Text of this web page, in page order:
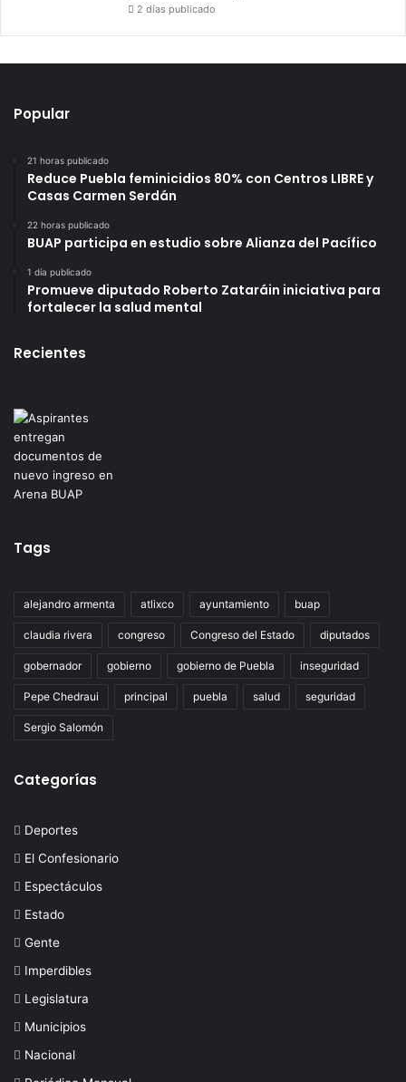
2 días publicado
Popular
21 horas publicado
Reduce Puebla feminicidios 80% con Centros LIBRE y
Casas Carmen Serdán
22 horas publicado
BUAP participa en estudio sobre Alianza del Pacífico
1 día publicado
Promueve diputado Roberto Zataráin iniciativa para
fortalecer la salud mental
Recientes
Tags
alejandro armenta atlixco ayuntamiento buap
claudia rivera congreso Congreso del Estado diputados
gobernador gobierno gobierno de Puebla inseguridad
Pepe Chedraui principal puebla salud seguridad
Sergio Salomón
Categorías
Deportes
El Confesionario
Espectáculos
Estado
Gente
Imperdibles
Legislatura
Municipios
Nacional